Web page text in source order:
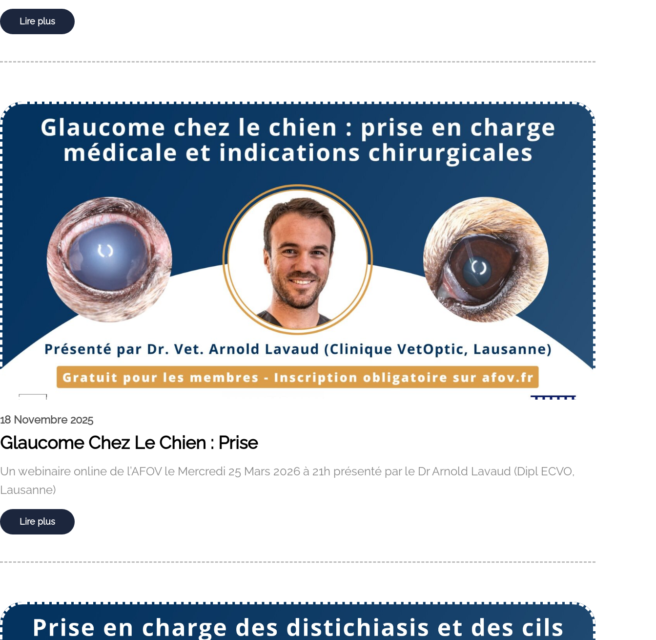
Lire plus
18 Novembre 2025
Glaucome Chez Le Chien : Prise
Un webinaire online de l’AFOV le Mercredi 25 Mars 2026 à 21h présenté par le Dr Arnold Lavaud (Dipl ECVO,
Lausanne)
Lire plus